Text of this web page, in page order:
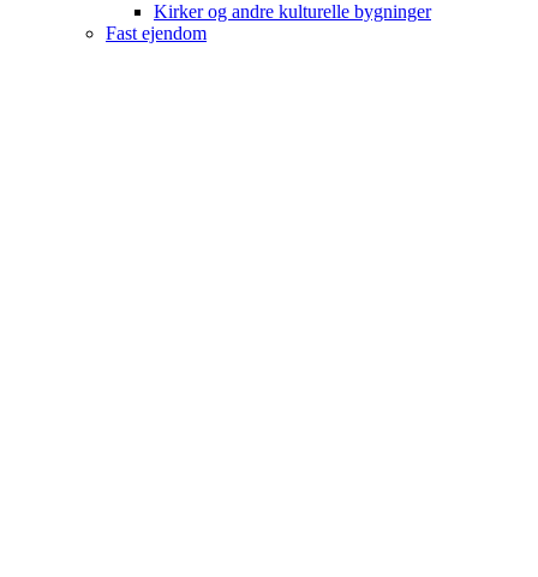
Kirker og andre kulturelle bygninger
Fast ejendom